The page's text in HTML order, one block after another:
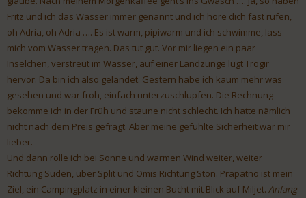
Fritz und ich das Wasser immer genannt und ich höre dich fast rufen,
oh Adria, oh Adria …. Es ist warm, pipiwarm und ich schwimme, lass
mich vom Wasser tragen. Das tut gut. Vor mir liegen ein paar
Inselchen, verstreut im Wasser, auf einer Landzunge lugt Trogir
hervor. Da bin ich also gelandet. Gestern habe ich kaum mehr was
gesehen und war froh, einfach unterzuschlupfen. Die Rechnung
bekomme ich in der Früh und staune nicht schlecht. Ich hatte nämlich
nicht nach dem Preis gefragt. Aber meine gefühlte Sicherheit war mir
lieber.
Und dann rolle ich bei Sonne und warmen Wind weiter, weiter
Richtung Süden, über Split und Omis Richtung Ston. Prapatno ist mein
Ziel, ein Campingplatz in einer kleinen Bucht mit Blick auf Miljet. Anfang